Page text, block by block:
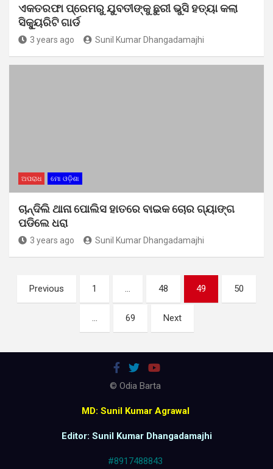
ଏକତରଫା ପ୍ରେମରୁ ଯୁବତୀଙ୍କୁ ଛୁରୀ ଭୁସି ହତ୍ୟା କଲା
ସିକ୍ୟୁରିଟି ଗାର୍ଡ
3 years ago Sunil Kumar Dhangadamajhi
ଅପରାଧ ମୋ ଓଡ଼ିଶା
ଚାନ୍ଦିଲି ଥାନା ପୋଲିସ ହାତରେ ବାଇକ ଚୋର ଗ୍ୟାଙ୍ଗ
ପଡିଲେ ଧରା
3 years ago Sunil Kumar Dhangadamajhi
Posts
pagination
Previous 1 … 48 49 50
… 69 Next
© Odia Barta
MD: Sunil Kumar Agrawal
Editor: Sunil Kumar Dhangadamajhi
#8917488843